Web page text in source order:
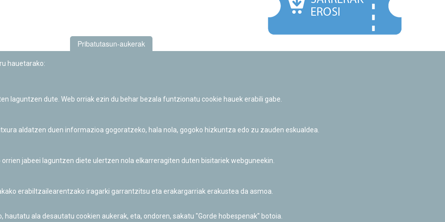
Informazio publikoa eskatzeko baimena
Pribatutasun-aukerak
hauetarako:
laguntzen dute. Web orriak ezin du behar bezala funtzionatu cookie hauek erabili gabe.
aldatzen duen informazioa gogoratzeko, hala nola, gogoko hizkuntza edo zu zauden eskualdea.
jabeei laguntzen diete ulertzen nola elkarreragiten duten bisitariek webguneekin.
erabiltzailearentzako iragarki garrantzitsu eta erakargarriak erakustea da asmoa.
ala desautatu cookien aukerak, eta, ondoren, sakatu "Gorde hobespenak" botoia.